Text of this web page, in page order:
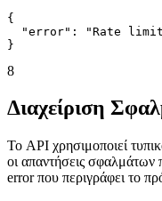
{
"error": "Rate
}
8
Διαχείριση
Το API χρησιμοποιεί
οι απαντήσεις
error που περιγράφει το